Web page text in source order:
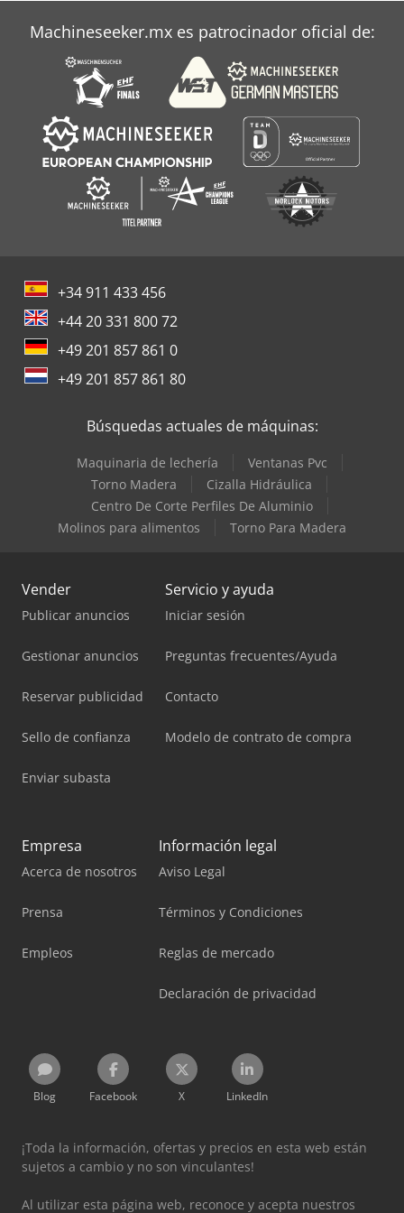
Machineseeker.mx es patrocinador oficial de:
+34 911 433 456
+44 20 331 800 72
+49 201 857 861 0
+49 201 857 861 80
Búsquedas actuales de máquinas:
Maquinaria de lechería
Ventanas Pvc
Torno Madera
Cizalla Hidráulica
Centro De Corte Perfiles De Aluminio
Molinos para alimentos
Torno Para Madera
Vender
Publicar anuncios
Gestionar anuncios
Reservar publicidad
Sello de confianza
Enviar subasta
Servicio y ayuda
Iniciar sesión
Preguntas frecuentes/Ayuda
Contacto
Modelo de contrato de compra
Empresa
Acerca de nosotros
Prensa
Empleos
Información legal
Aviso Legal
Términos y Condiciones
Reglas de mercado
Declaración de privacidad
Blog Facebook X LinkedIn
¡Toda la información, ofertas y precios en esta web están
sujetos a cambio y no son vinculantes!
Al utilizar esta página web, reconoce y acepta nuestros